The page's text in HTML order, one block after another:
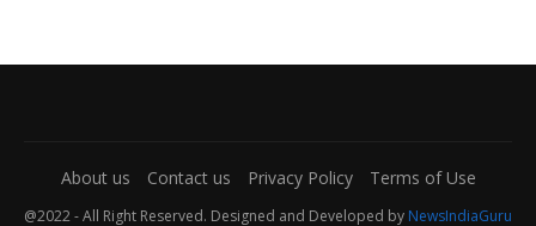
About us Contact us Privacy Policy Terms of Use
@2022 - All Right Reserved. Designed and Developed by NewsIndiaGuru